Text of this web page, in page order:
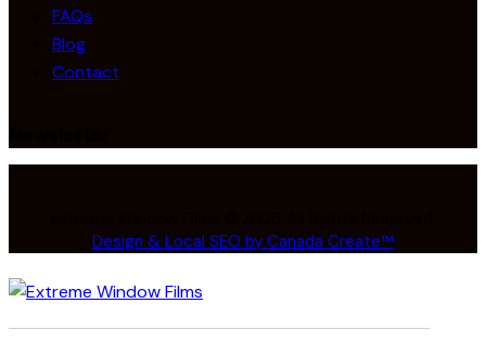
FAQs
Blog
Contact
Design & Local SEO by Canada Create™